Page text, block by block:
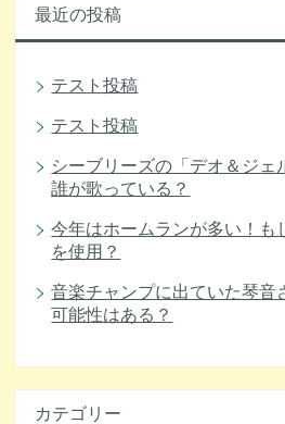
最近の投稿
テスト投稿
テスト投稿
シーブリーズの「デオ＆ジェ
誰が歌っている？
今年はホームランが多い！も
を使用？
音楽チャンプに出ていた琴音
可能性はある？
カテゴリー